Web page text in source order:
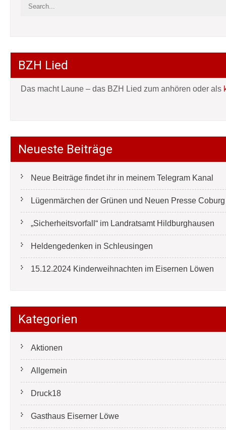
BZH Lied
Das macht Laune – das BZH Lied zum anhören oder als
Neueste Beiträge
Neue Beiträge findet ihr in meinem Telegram Kanal
Lügenmärchen der Grünen und Neuen Presse
„Sicherheitsvorfall“ im Landratsamt Hildburghausen
Heldengedenken in Schleusingen
15.12.2024 Kinderweihnachten im Eisernen Löwen
Kategorien
Aktionen
Allgemein
Druck18
Gasthaus Eiserner Löwe